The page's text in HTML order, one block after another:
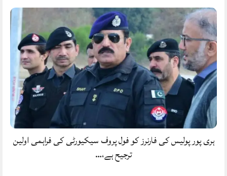
ہری پور پولیس کی فارنرز کو فول پروف سیکیورٹی کی فراہمی اولین
ترجیح ہے،…